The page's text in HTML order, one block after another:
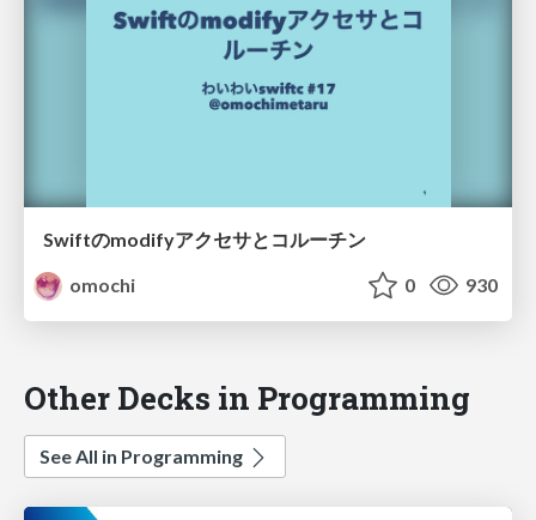
Swiftのmodifyアクセサとコルーチン
omochi
0 930
Other Decks in Programming
See All in Programming